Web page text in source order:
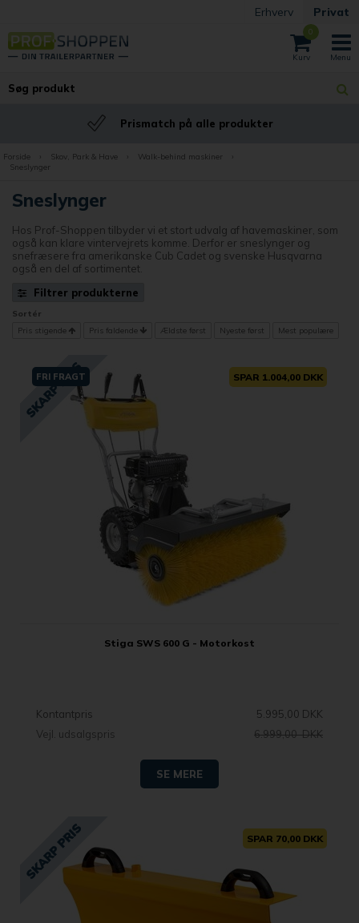
Erhverv Privat
0
Prismatch på alle produkter
Forside Skov, Park & Have Walk-behind maskiner
Sneslynger
Sneslynger
Hos Prof-Shoppen tilbyder vi et stort udvalg af havemaskiner, som
også kan klare vintervejrets komme. Derfor er sneslynger og
snefræsere fra amerikanske Cub Cadet og svenske Husqvarna
også en del af sortimentet.
Filtrer produkterne
Sortér
Pris stigende
Pris faldende Ældste først Nyeste først Mest populære
FRI FRAGT SPAR 1.004,00 DKK
Stiga SWS 600 G - Motorkost
Kontantpris
5.995,00 DKK
Vejl. udsalgspris
6.999,00 DKK
SE MERE
SPAR 70,00 DKK